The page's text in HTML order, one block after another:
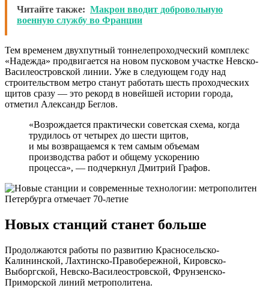
Читайте также: Макрон вводит добровольную
военную службу во Франции
Тем временем двухпутный тоннелепроходческий комплекс
«Надежда» продвигается на новом пусковом участке Невско-
Василеостровской линии. Уже в следующем году над
строительством метро станут работать шесть проходческих
щитов сразу — это рекорд в новейшей истории города,
отметил Александр Беглов.
«Возрождается практически советская схема, когда
трудилось от четырех до шести щитов,
и мы возвращаемся к тем самым объемам
производства работ и общему ускорению
процесса», — подчеркнул Дмитрий Графов.
Новых станций станет больше
Продолжаются работы по развитию Красносельско-
Калининской, Лахтинско-Правобережной, Кировско-
Выборгской, Невско-Василеостровской, Фрунзенско-
Приморской линий метрополитена.